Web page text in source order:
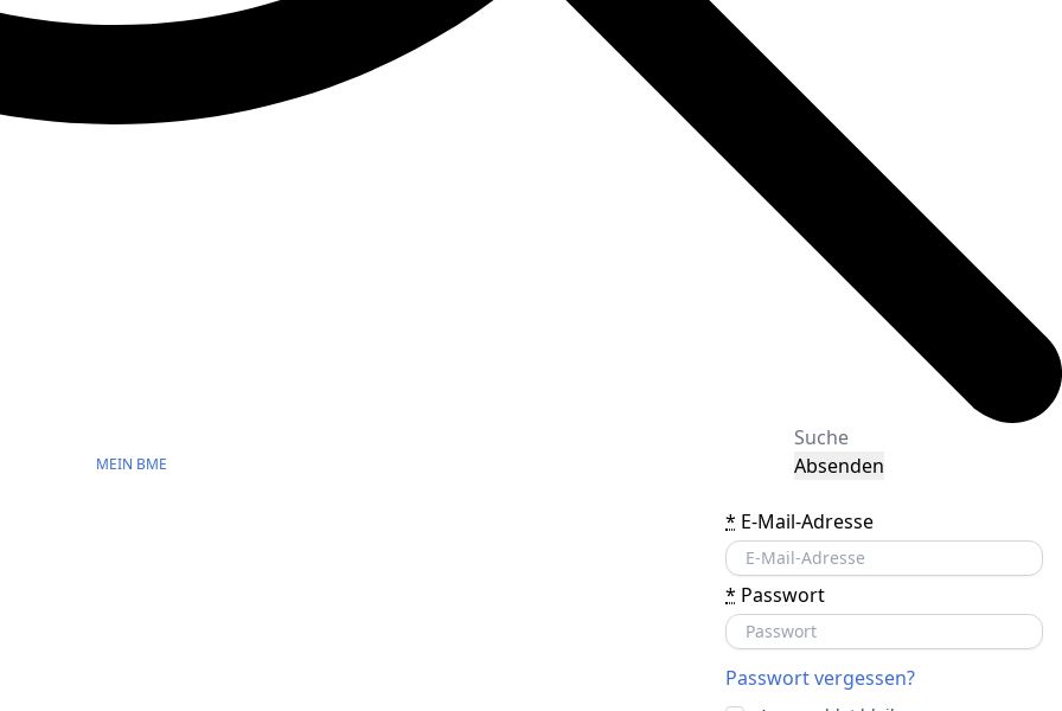
Absenden
MEIN BME
* E-Mail-Adresse
* Passwort
Passwort vergessen?